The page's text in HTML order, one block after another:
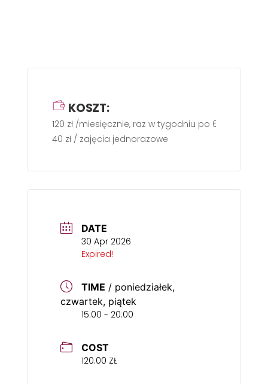
KOSZT:
120 zł /miesięcznie, raz w tygodniu po 60 min.
40 zł / zajęcia jednorazowe
DATE
30 Apr 2026
Expired!
TIME / poniedziałek,
czwartek, piątek
15:00 - 20:00
COST
120.00 ZŁ